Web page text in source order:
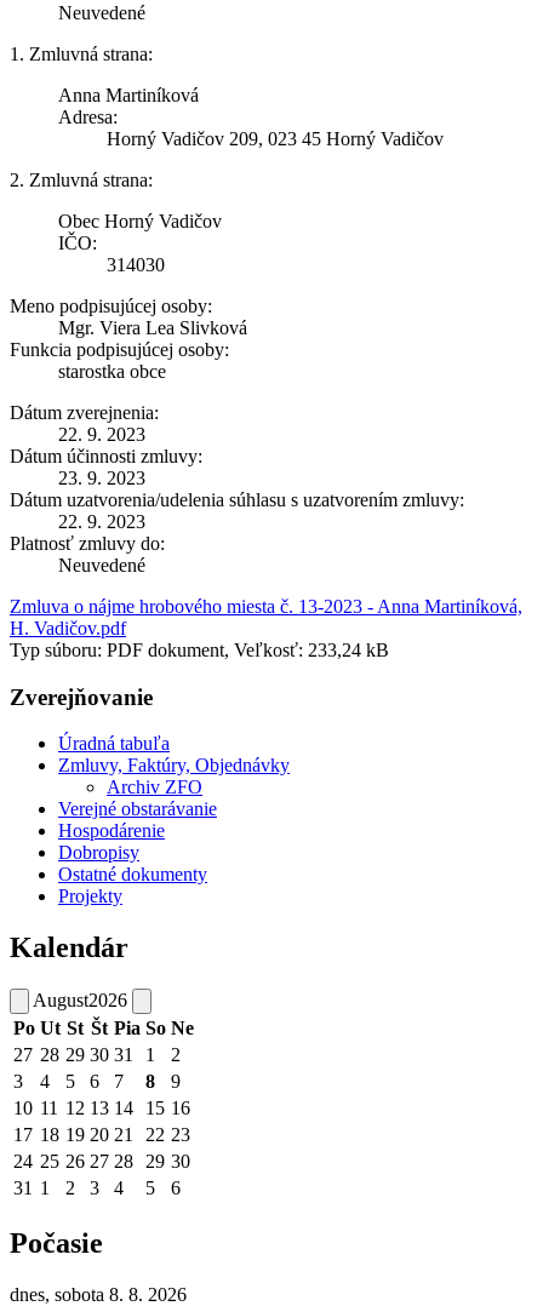
Neuvedené
1. Zmluvná strana:
Anna Martiníková
Adresa:
Horný Vadičov 209, 023 45 Horný Vadičov
2. Zmluvná strana:
Obec Horný Vadičov
IČO:
314030
Meno podpisujúcej osoby:
Mgr. Viera Lea Slivková
Funkcia podpisujúcej osoby:
starostka obce
Dátum zverejnenia:
22. 9. 2023
Dátum účinnosti zmluvy:
23. 9. 2023
Dátum uzatvorenia/udelenia súhlasu s uzatvorením zmluvy:
22. 9. 2023
Platnosť zmluvy do:
Neuvedené
Zmluva o nájme hrobového miesta č. 13-2023 - Anna Martiníková,
H. Vadičov.pdf
Typ súboru: PDF dokument, Veľkosť: 233,24 kB
Zverejňovanie
Úradná tabuľa
Zmluvy, Faktúry, Objednávky
Archiv ZFO
Verejné obstarávanie
Hospodárenie
Dobropisy
Ostatné dokumenty
Projekty
Kalendár
August2026
Po Ut St Št Pia So Ne
27 28 29 30 31 1
2
3
4 5 6 7 8
9
10 11 12 13 14 15 16
17 18 19 20 21 22 23
24 25 26 27 28 29 30
31 1 2 3 4 5 6
Počasie
dnes, sobota 8. 8. 2026